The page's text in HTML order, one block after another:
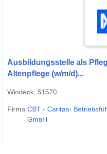
Ausbildungsstelle als
Altenpflege (w/m/d)...
Windeck, 51570
Firma:CBT - Caritas-
GmbH